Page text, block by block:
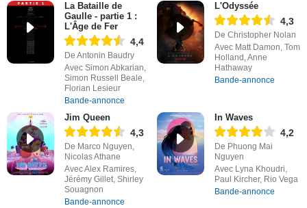
La Bataille de
Gaulle - partie 1 :
L'Âge de Fer
4,4
De Antonin Baudry
Avec Simon Abkarian,
Simon Russell Beale,
Florian Lesieur
Bande-annonce
L'Odyssée
4,3
De Christopher Nolan
Avec Matt Damon, Tom
Holland, Anne
Hathaway
Bande-annonce
Jim Queen
4,3
De Marco Nguyen,
Nicolas Athane
Avec Alex Ramires,
Jérémy Gillet, Shirley
Souagnon
Bande-annonce
In Waves
4,2
De Phuong Mai
Nguyen
Avec Lyna Khoudri,
Paul Kircher, Rio Vega
Bande-annonce